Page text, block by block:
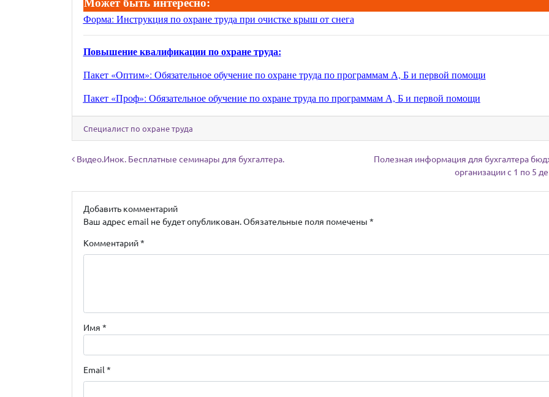
Форма: Инструкция по охране труда при очистке крыш от снега
Повышение квалификации по охране труда:
Пакет «Оптим»: Обязательное обучение по охране труда по программам А, Б и первой помощи
Пакет «Проф»: Обязательное обучение по охране труда по программам А, Б и первой помощи
Специалист по охране труда
Навигация по записям
Видео.Инок. Бесплатные семинары для бухгалтера.
Полезная информация для бухгалтера
организации с 1 по 5
Добавить комментарий
Ваш адрес email не будет опубликован. Обязательные поля помечены *
Комментарий*
Имя *
Email *